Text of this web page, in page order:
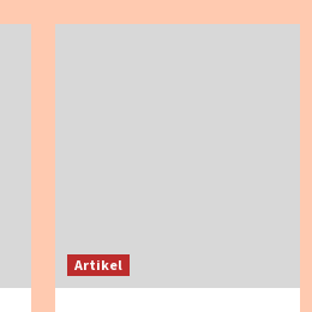
Artikel